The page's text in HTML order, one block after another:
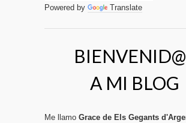
Powered by Translate
A MI BLOG
Me llamo Grace de Els Gegants